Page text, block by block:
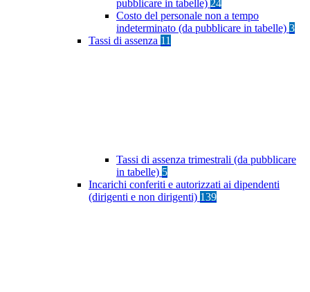
pubblicare in tabelle) 24
Costo del personale non a tempo
indeterminato (da pubblicare in tabelle) 3
Tassi di assenza 11
Tassi di assenza trimestrali (da pubblicare
in tabelle) 5
Incarichi conferiti e autorizzati ai dipendenti
(dirigenti e non dirigenti) 139